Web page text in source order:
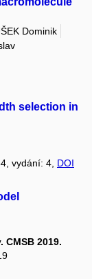
Dominik
selection in
vydání: 4, DOI
2019.